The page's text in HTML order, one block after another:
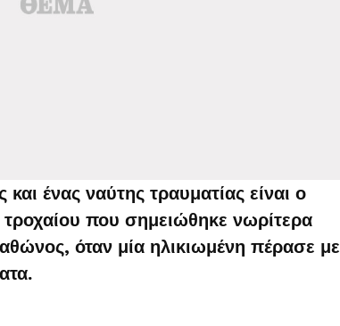
ένας ναύτης τραυματίας είναι ο
που σημειώθηκε νωρίτερα
όταν μία ηλικιωμένη πέρασε με